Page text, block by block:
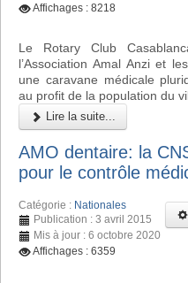
Affichages : 8218
Le Rotary Club
l’Association Amal Anzi et
une caravane médicale
au profit de la population du
Lire la suite...
AMO dentaire: la
pour le contrôle
Catégorie : Nationales
Publication : 3 avril 2015
Mis à jour : 6 octobre 2020
Affichages : 6359